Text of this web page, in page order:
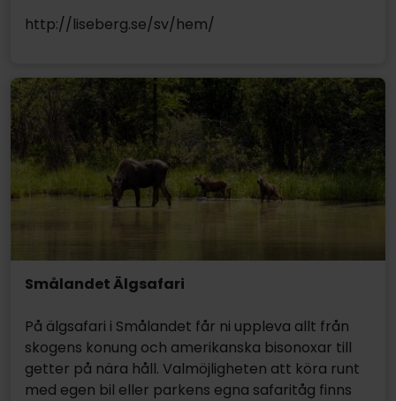
http://liseberg.se/sv/hem/
Smålandet Älgsafari
På älgsafari i Smålandet får ni uppleva allt från
skogens konung och amerikanska bisonoxar till
getter på nära håll. Valmöjligheten att köra runt
med egen bil eller parkens egna safaritåg finns